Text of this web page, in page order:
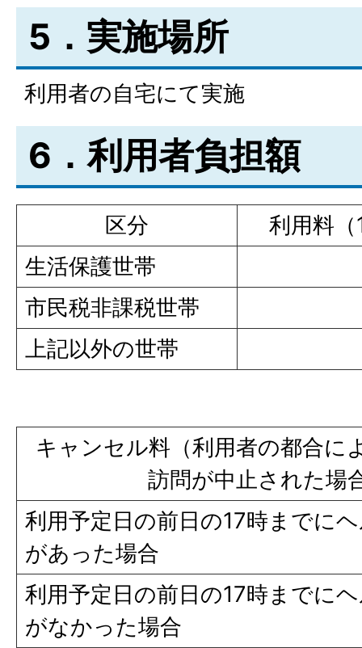
5．実施場所
利用者の自宅にて実施
6．利用者負担額
区分
利用料
生活保護世帯
市民税非課税世帯
上記以外の世帯
キャンセル料（利用者の都合に
訪問が中止された場
利用予定日の前日の17時までに
があった場合
利用予定日の前日の17時までに
がなかった場合